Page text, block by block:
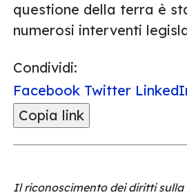
questione della terra è
numerosi interventi
Condividi:
Facebook Twitter
Copia link
Il riconoscimento dei diritti sulla